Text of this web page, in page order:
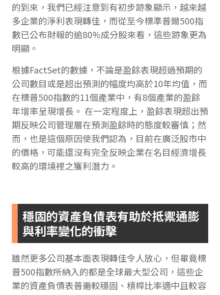
的到來，我們已經注意到有初步跡象顯示，越來越
多企業的淨利表現轉佳，而從至今標準普爾500指
數已公布財報的逾80%成分股來看，這些跡象更為
明顯。
根據FactSet的數據，不論是盈餘表現超過預期的
公司數目或是超出預測的幅度均高於10年均值，而
在標普500指數的11個產業中，有8個產業的盈餘
年增率呈現增長。 在一定程度上，盈餘表現超出預
期反映公司管理層在預測盈餘時的態度較審慎；然
而，也是這個原因使我們認為，目前在廣泛股市中
的價格，可能還沒有完全反映企業在名目經濟增長
較高的環境裡之獲利潛力。
穩固的資產負債表有助於抵禦通膨
與利率變化的衝擊
雖然更多公司基本面表現轉佳令人放心，但畢竟標
普500指數所納入的都是全球最大型公司，這些企
業的資產負債表普遍較穩固、槓桿比率適中且較容